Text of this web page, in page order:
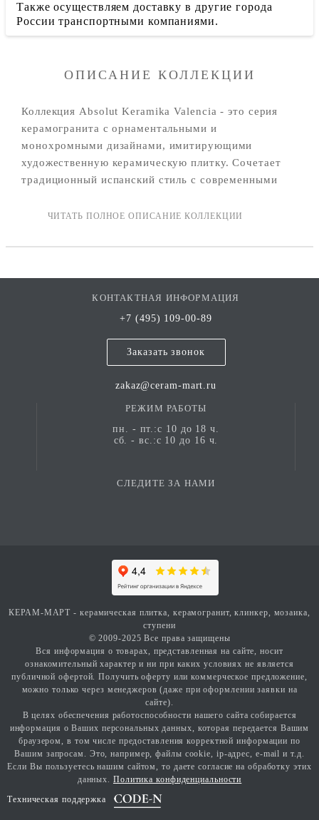
Также осуществляем доставку в другие города
России транспортными компаниями.
ОПИСАНИЕ КОЛЛЕКЦИИ
Коллекция Absolut Keramika Valencia - это серия
керамогранита с орнаментальными и
монохромными дизайнами, имитирующими
художественную керамическую плитку. Сочетает
традиционный испанский стиль с современными
устойчив к износу и подходит для широкого
задач.
Коллекция отсылает к традиционной испанской
керамической эстетике:
орнаментальные модели (Huerta, Carmen,
прованс, эклектичный и бохо стили;
монохромный Barcelona Blanco работает в
минимализме, скандинавском стиле, лофте и
КОНТАКТНАЯ ИНФОРМАЦИЯ
+7 (495) 109-00-89
Заказать звонок
zakaz@ceram-mart.ru
РЕЖИМ РАБОТЫ
пн. - пт.:с 10 до 18 ч.
сб. - вс.:с 10 до 16 ч.
СЛЕДИТЕ ЗА НАМИ
КЕРАМ-МАРТ - керамическая плитка, керамогранит, клинкер, мозаика,
ступени
© 2009-2025 Все права защищены
Вся информация о товарах, представленная на сайте, носит
ознакомительный характер и ни при каких условиях не является
публичной офертой. Получить оферту или коммерческое предложение,
можно только через менеджеров (даже при оформлении заявки на
сайте).
В целях обеспечения работоспособности нашего сайта собирается
информация о Ваших персональных данных, которая передается Вашим
браузером, в том числе предоставления корректной информации по
Вашим запросам. Это, например, файлы cookie, ip-адрес, e-mail и т.д.
Если Вы пользуетесь нашим сайтом, то даете согласие на обработку этих
данных. Политика конфиденциальности
Техническая поддержка